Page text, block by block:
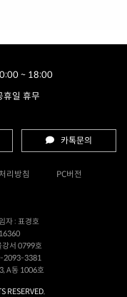
~ 18:00
휴일 휴무
카톡문의
리방침 PC버전
자 : 표경호
강서 0799호
2093-3381
A동 1006호
RESERVED.